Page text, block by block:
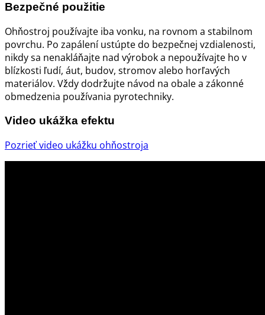
Bezpečné použitie
Ohňostroj používajte iba vonku, na rovnom a stabilnom
povrchu. Po zapálení ustúpte do bezpečnej vzdialenosti,
nikdy sa nenakláňajte nad výrobok a nepoužívajte ho v
blízkosti ľudí, áut, budov, stromov alebo horľavých
materiálov. Vždy dodržujte návod na obale a zákonné
obmedzenia používania pyrotechniky.
Video ukážka efektu
Pozrieť video ukážku ohňostroja